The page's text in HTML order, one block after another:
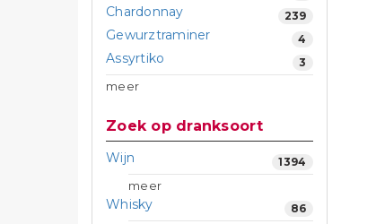
Chardonnay 239
Gewurztraminer 4
Assyrtiko 3
meer
Zoek op dranksoort
Wijn 1394
meer
Whisky 86